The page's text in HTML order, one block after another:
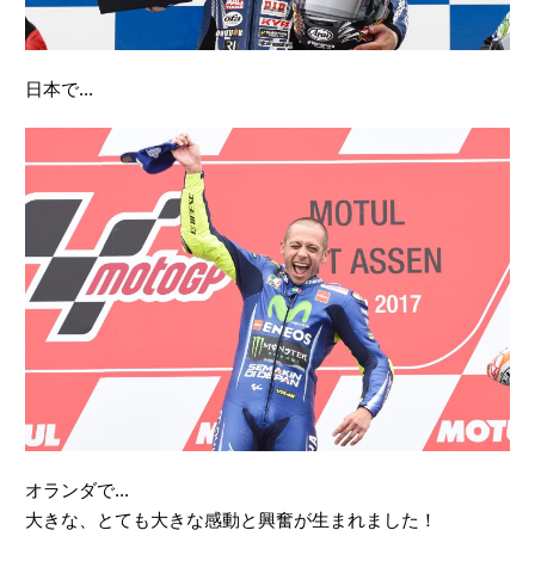
日本で...
オランダで...
大きな、とても大きな感動と興奮が生まれました！